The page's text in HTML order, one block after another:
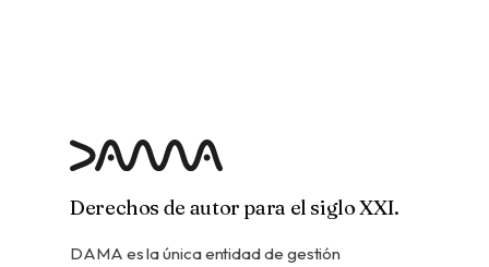
Derechos de autor para el siglo XXI.
DAMA es la única entidad de gestión